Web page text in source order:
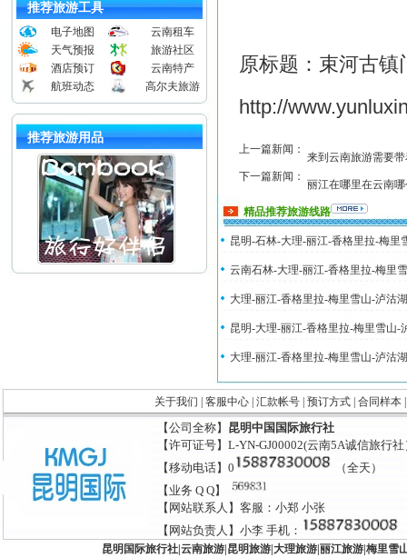
推荐旅游工具
电子地图
云南租车
天气预报
旅游社区
酒店预订
云南特产
航班动态
高尔夫旅游
推荐旅游用品
原标题：束河古
http://
上一篇新闻： 来到云南旅游需要
下一篇新闻： 丽江在哪里在云南
精品推荐旅游线路
昆明-石林-大理-丽江-香格里拉-梅里
云南石林-大理-丽江-香格里拉-梅里
大理-丽江-香格里拉-梅里雪山-泸沽
昆明-大理-丽江-香格里拉-梅里雪山-
大理-丽江-香格里拉-梅里雪山-泸沽
关于我们 客服中心| 汇款帐号| 预订方式| 合同样本
【公司全称】 昆明中国国际旅行社
【许可证号】L-YN-GJ00002(云南5A诚信旅行社
【移动电话】0
（全天）
【业务 Q Q】
【网站联系人】客服：小郑 小张
【网站负责人】小李 手机：
昆明国际旅行社| 云南旅游| 昆明旅游| 大理旅游| 丽江旅游| 梅里雪